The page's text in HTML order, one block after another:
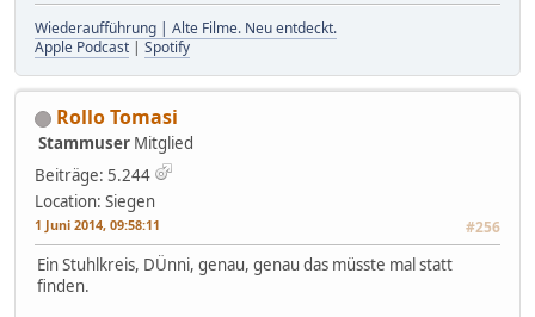
Wiederaufführung | Alte Filme. Neu entdeckt.
Apple Podcast | Spotify
Rollo Tomasi
Stammuser Mitglied
Beiträge: 5.244
Location: Siegen
1 Juni 2014, 09:58:11 #256
Ein Stuhlkreis, DÜnni, genau, genau das müsste mal statt
finden.